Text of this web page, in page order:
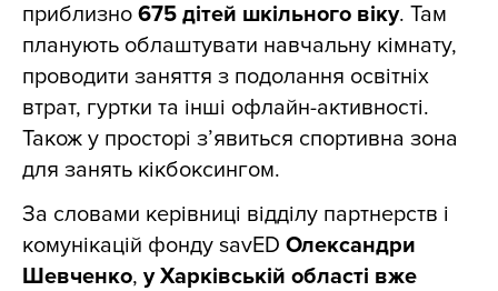
приблизно 675 дітей шкільного віку. Там
планують облаштувати навчальну кімнату,
проводити заняття з подолання освітніх
втрат, гуртки та інші офлайн-активності.
Також у просторі з’явиться спортивна зона
для занять кікбоксингом.
За словами керівниці відділу партнерств і
комунікацій фонду savED Олександри
Шевченко, у Харківській області вже